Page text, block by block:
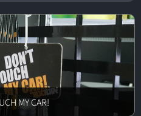
!DON'T TOUCH MY CAR